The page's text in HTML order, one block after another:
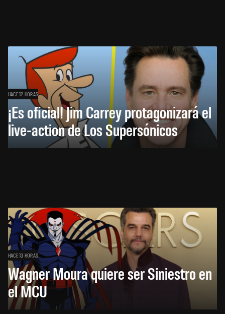
HACE 12 HORAS
¡Es oficial! Jim Carrey protagonizará el
live-action de Los Supersónicos
HACE 13 HORAS
Wagner Moura quiere ser Siniestro en
el MCU